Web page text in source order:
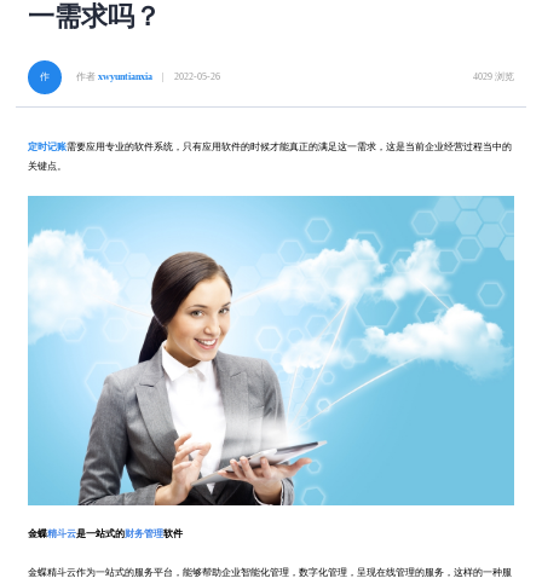
一需求吗？
作者xwyuntianxia | 2022-05-26 4029 浏览
定时记账需要应用专业的软件系统，只有应用软件的时候才能真正的满足这一需求，这是当前企业经营过程当中的
关键点。
金蝶精斗云是一站式的财务管理软件
金蝶精斗云作为一站式的服务平台，能够帮助企业智能化管理，数字化管理，呈现在线管理的服务，这样的一种服